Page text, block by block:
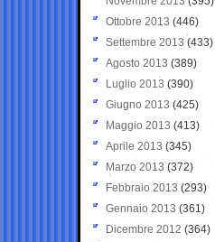
Ottobre 2013 (446)
Settembre 2013 (433)
Agosto 2013 (389)
Luglio 2013 (390)
Giugno 2013 (425)
Maggio 2013 (413)
Aprile 2013 (345)
Marzo 2013 (372)
Febbraio 2013 (293)
Gennaio 2013 (361)
Dicembre 2012 (364)